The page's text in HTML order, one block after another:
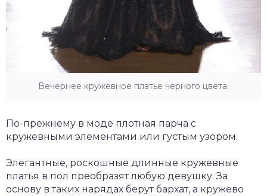
Вечернее кружевное платье черного цвета.
По-прежнему в моде плотная парча с
кружевными элементами или густым узором.
Элегантные, роскошные длинные кружевные
платья в пол преобразят любую девушку. За
основу в таких нарядах берут бархат, а кружево